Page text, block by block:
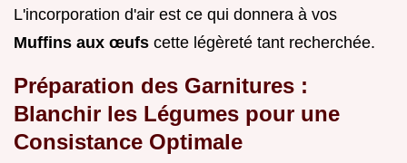
L'incorporation d'air est ce qui donnera à vos
Muffins aux œufs cette légèreté tant recherchée.
Préparation des Garnitures :
Blanchir les Légumes pour une
Consistance Optimale